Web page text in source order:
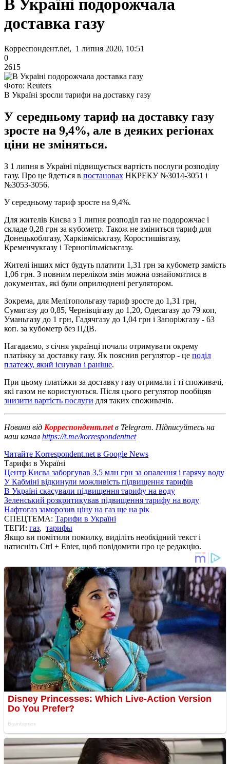
В Україні подорожчала
доставка газу
Корреспондент.net, 1 липня 2020, 10:51
0
2615
Фото: Reuters
В Україні зросли тарифи на доставку газу
У середньому тариф на доставку газу
зросте на 9,4%, але в деяких регіонах
ціни не зміняться.
З 1 липня в Україні підвищується вартість послуги розподілу
газу. Про це йдеться в постановах НКРЕКУ №3014-3051 і
№3053-3056.
У середньому тариф зросте на 9,4%.
Для жителів Києва з 1 липня розподіл газ не подорожчає і
складе 0,28 грн за кубометр. Також не зміниться тариф для
Донецькоблгазу, Харківміськгазу, Коростишівгазу,
Кременчукгазу і Тернопільміськгазу.
Жителі інших міст будуть платити 1,31 грн за кубометр замість
1,06 грн. З повним переліком змін можна ознайомитися в
документах, які були оприлюднені регулятором.
Зокрема, для Мелітопольгазу тариф зросте до 1,31 грн,
Сумигазу до 0,85, Чернівцігазу до 1,20, Одесагазу до 79 коп,
Уманьгазу до 1 грн, Гадячгазу до 1,04 грн і Запоріжгазу - 63
коп. за кубометр без ПДВ.
Нагадаємо, з січня українці почали отримувати окрему
платіжку за доставку газу. Як пояснив регулятор - це поділ
платежу, який існував і раніше.
При цьому платіжки за доставку газу отримали і ті споживачі,
які газом не користуються. Після цього регулятор пообіцяв
знизити вартість послуги для таких споживачів.
Новини від Корреспондент.netв Telegram. Підписуйтесь на
наш канал https://t.me/korrespondentnet
Читайте Korrespondent.net в Google News
Тарифи в Україні
Центр Києва заборгував 3,5 млн грн за опалення і гарячу воду
У Кабміні відкинули можливість підвищення тарифів
В Україні скасували підвищення тарифу на воду
Зеленський розкритикував підвищення тарифу на воду
Нафтогаз заморозив ціну на газ ще на рік
СПЕЦТЕМА: Тарифи в Україні
ТЕГИ: газ, тарифы
Якщо ви помітили помилку, виділіть необхідний текст і
натисніть Ctrl + Enter, щоб повідомити про це редакцію.